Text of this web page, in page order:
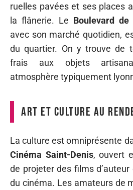
ruelles pavées et ses places
la flânerie. Le Boulevard
avec son marché quotidien,
du quartier. On y trouve de
frais aux objets
atmosphère typiquement
Art et culture au
La culture est omniprésente
Cinéma Saint-Denis, ouvert
de projeter des films
du cinéma. Les amateurs de